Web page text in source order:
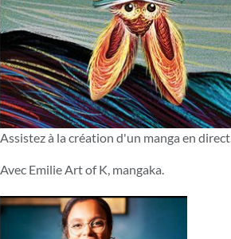
Assistez à la création d'un manga en direct.
Avec Emilie Art of K, mangaka.